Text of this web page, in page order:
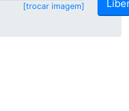
[trocar imagem]